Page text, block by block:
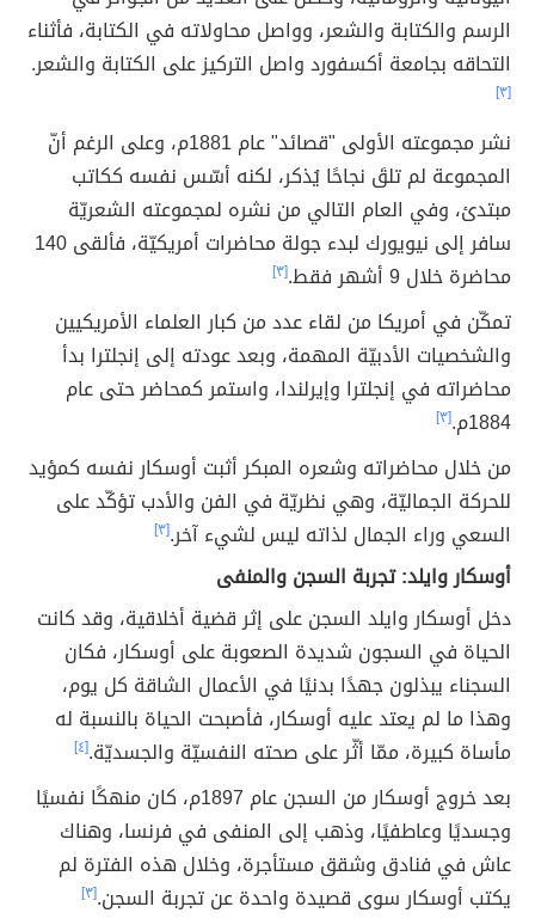
الرسم والكتابة والشعر، وواصل محاولاته في الكتابة، فأثناء
التحاقه بجامعة أكسفورد واصل التركيز على الكتابة والشعر.
[٣]
نشر مجموعته الأولى "قصائد" عام 1881م، وعلى الرغم أنّ
المجموعة لم تلقَ نجاحًا يُذكر، لكنه أسّس نفسه ككاتب
مبتدئ، وفي العام التالي من نشره لمجموعته الشعريّة
سافر إلى نيويورك لبدء جولة محاضرات أمريكيّة، فألقى 140
محاضرة خلال 9 أشهر فقط.
[٣]
تمكّن في أمريكا من لقاء عدد من كبار العلماء الأمريكيين
والشخصيات الأدبيّة المهمة، وبعد عودته إلى إنجلترا بدأ
محاضراته في إنجلترا وإيرلندا، واستمر كمحاضر حتى عام
1884م.
[٣]
من خلال محاضراته وشعره المبكر أثبت أوسكار نفسه كمؤيد
للحركة الجماليّة، وهي نظريّة في الفن والأدب تؤكّد على
السعي وراء الجمال لذاته ليس لشيء آخر.[٣]
أوسكار وايلد: تجربة السجن والمنفى
دخل أوسكار وايلد السجن على إثر قضية أخلاقية، وقد كانت
الحياة في السجون شديدة الصعوبة على أوسكار، فكان
السجناء يبذلون جهدًا بدنيًا في الأعمال الشاقة كل يوم،
وهذا ما لم يعتد عليه أوسكار، فأصبحت الحياة بالنسبة له
مأساة كبيرة، ممّا أثّر على صحته النفسيّة والجسديّة.[٤]
بعد خروج أوسكار من السجن عام 1897م، كان منهكًا نفسيًا
وجسديًا وعاطفيًا، وذهب إلى المنفى في فرنسا، وهناك
عاش في فنادق وشقق مستأجرة، وخلال هذه الفترة لم
يكتب أوسكار سوى قصيدة واحدة عن تجربة السجن.[٣]